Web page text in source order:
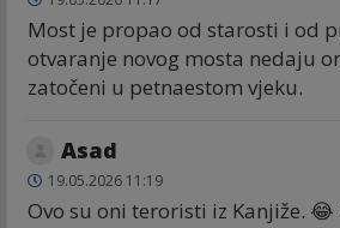
Most je propao od starosti i od
otvaranje novog mosta nedaju
zatočeni u petnaestom vjeku.
Asad
19.05.2026 11:19
Ovo su oni teroristi iz Kanjiže.